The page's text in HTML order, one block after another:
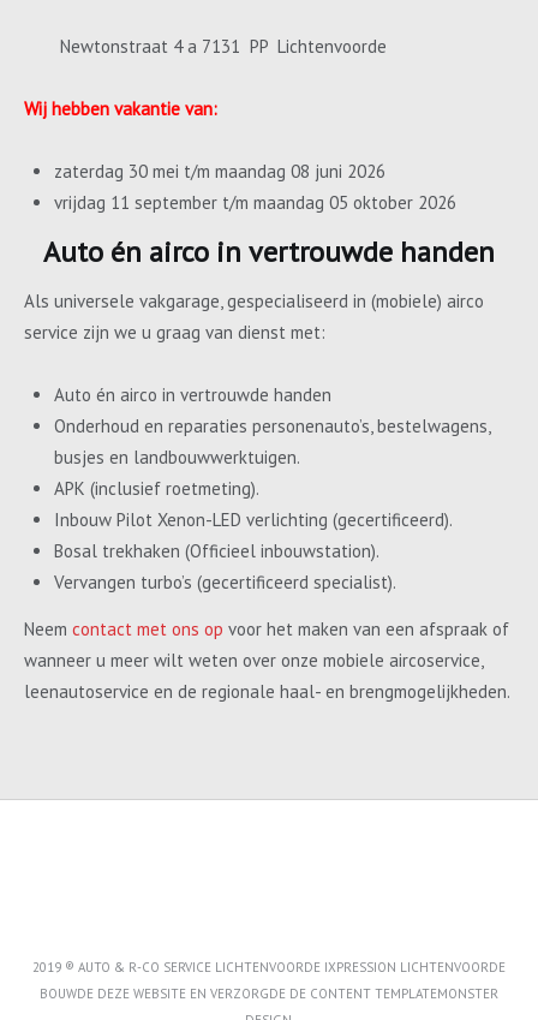
Newtonstraat 4 a 7131 PP Lichtenvoorde
Wij hebben vakantie van:
zaterdag 30 mei t/m maandag 08 juni 2026
vrijdag 11 september t/m maandag 05 oktober 2026
Auto én airco in vertrouwde handen
Als universele vakgarage, gespecialiseerd in (mobiele) airco
service zijn we u graag van dienst met:
Auto én airco in vertrouwde handen
Onderhoud en reparaties personenauto’s, bestelwagens,
busjes en landbouwwerktuigen.
APK (inclusief roetmeting).
Inbouw Pilot Xenon-LED verlichting (gecertificeerd).
Bosal trekhaken (Officieel inbouwstation).
Vervangen turbo’s (gecertificeerd specialist).
Neem contact met ons op voor het maken van een afspraak of
wanneer u meer wilt weten over onze mobiele aircoservice,
leenautoservice en de regionale haal- en brengmogelijkheden.
2019 ® AUTO & R-CO SERVICE LICHTENVOORDE IXPRESSION LICHTENVOORDE
BOUWDE DEZE WEBSITE EN VERZORGDE DE CONTENT TEMPLATEMONSTER